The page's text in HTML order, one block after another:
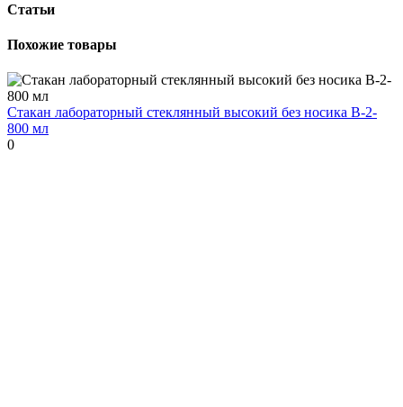
Статьи
Похожие товары
Стакан лабораторный стеклянный высокий без носика В-2-
800 мл
0